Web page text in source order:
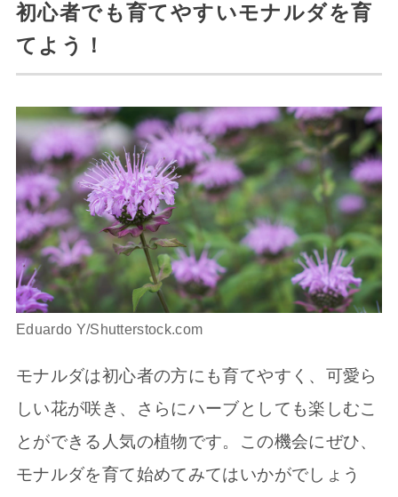
初心者でも育てやすいモナルダを育
てよう！
Eduardo Y/Shutterstock.com
モナルダは初心者の方にも育てやすく、可愛ら
しい花が咲き、さらにハーブとしても楽しむこ
とができる人気の植物です。この機会にぜひ、
モナルダを育て始めてみてはいかがでしょう